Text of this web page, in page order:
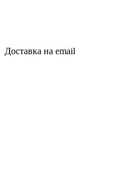
Доставка на email